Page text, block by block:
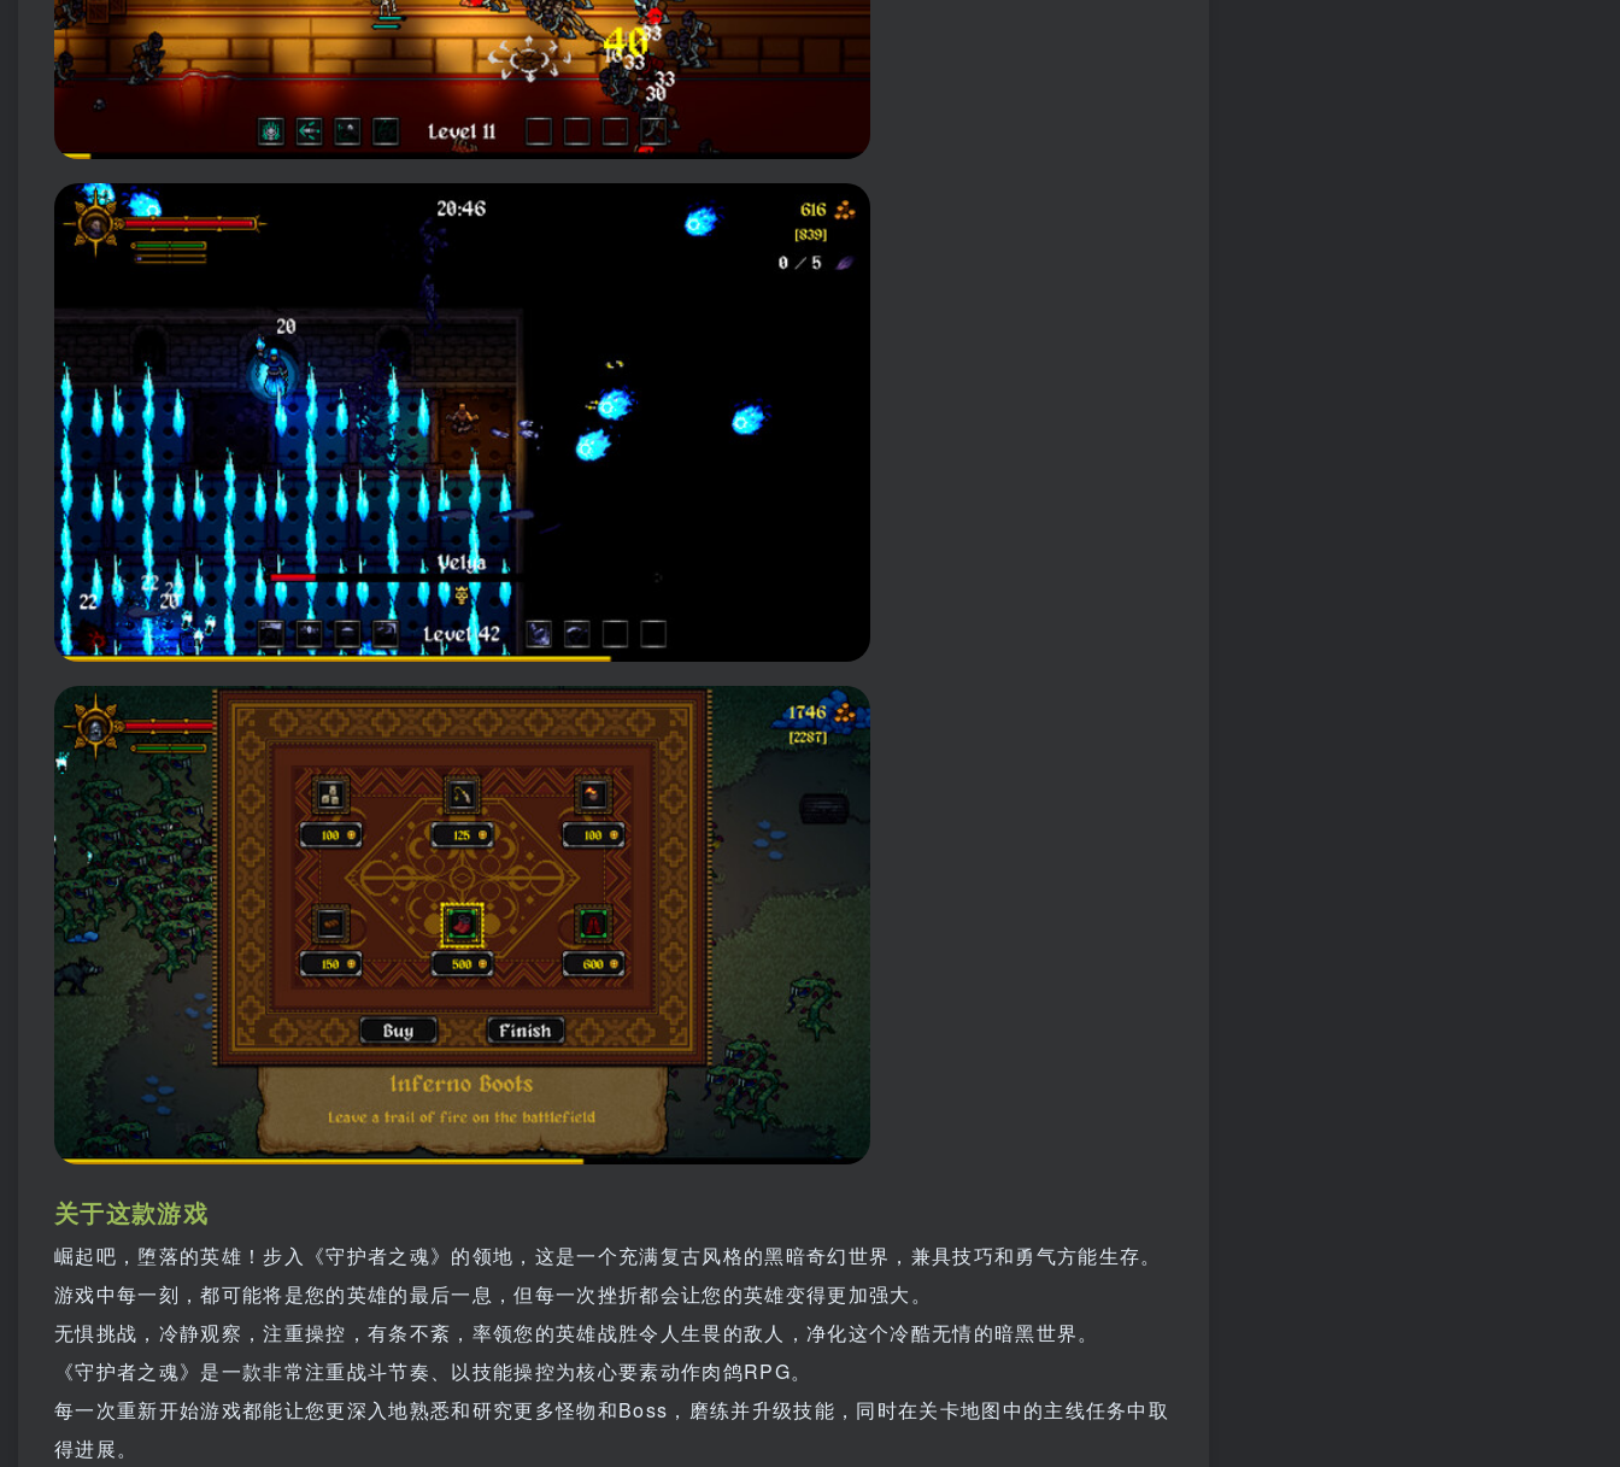
关于这款游戏
崛起吧，堕落的英雄！步入《守护者之魂》的领地，这是一个充满复古风格的黑暗奇幻世界，兼具技巧和勇气方能生存。
游戏中每一刻，都可能将是您的英雄的最后一息，但每一次挫折都会让您的英雄变得更加强大。
无惧挑战，冷静观察，注重操控，有条不紊，率领您的英雄战胜令人生畏的敌人，净化这个冷酷无情的暗黑世界。
《守护者之魂》是一款非常注重战斗节奏、以技能操控为核心要素动作肉鸽RPG。
每一次重新开始游戏都能让您更深入地熟悉和研究更多怪物和Boss，磨练并升级技能，同时在关卡地图中的主线任务中取
得进展。